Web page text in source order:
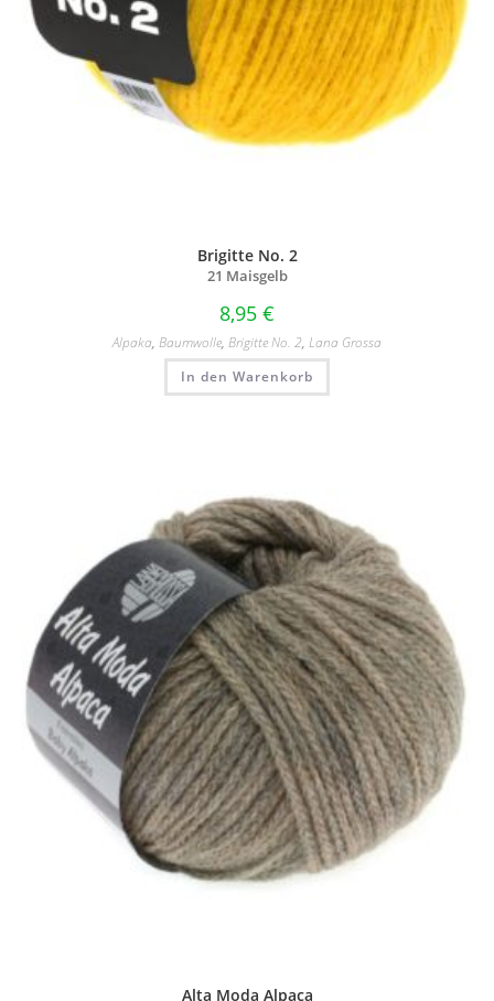
Brigitte No. 2
21 Maisgelb
8,95 €
Alpaka, Baumwolle, Brigitte No. 2, Lana Grossa
In den Warenkorb
Alta Moda Alpaca